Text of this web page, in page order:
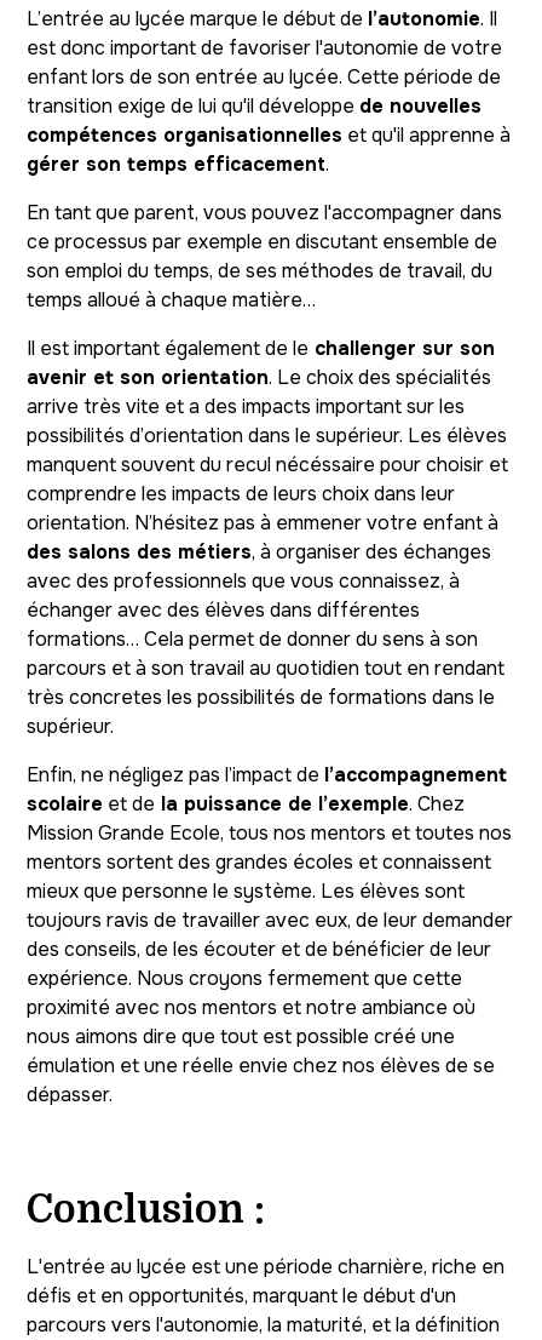
L’entrée au lycée marque le début de l’autonomie. Il
est donc important de favoriser l'autonomie de votre
enfant lors de son entrée au lycée. Cette période de
transition exige de lui qu'il développe de nouvelles
compétences organisationnelles et qu'il apprenne à
gérer son temps efficacement.
En tant que parent, vous pouvez l'accompagner dans
ce processus par exemple en discutant ensemble de
son emploi du temps, de ses méthodes de travail, du
temps alloué à chaque matière…
Il est important également de le challenger sur son
avenir et son orientation. Le choix des spécialités
arrive très vite et a des impacts important sur les
possibilités d’orientation dans le supérieur. Les élèves
manquent souvent du recul nécéssaire pour choisir et
comprendre les impacts de leurs choix dans leur
orientation. N’hésitez pas à emmener votre enfant à
des salons des métiers, à organiser des échanges
avec des professionnels que vous connaissez, à
échanger avec des élèves dans différentes
formations… Cela permet de donner du sens à son
parcours et à son travail au quotidien tout en rendant
très concretes les possibilités de formations dans le
supérieur.
Enfin, ne négligez pas l’impact de l’accompagnement
scolaire et de la puissance de l’exemple. Chez
Mission Grande Ecole, tous nos mentors et toutes nos
mentors sortent des grandes écoles et connaissent
mieux que personne le système. Les élèves sont
toujours ravis de travailler avec eux, de leur demander
des conseils, de les écouter et de bénéficier de leur
expérience. Nous croyons fermement que cette
proximité avec nos mentors et notre ambiance où
nous aimons dire que tout est possible créé une
émulation et une réelle envie chez nos élèves de se
dépasser.
Conclusion :
L'entrée au lycée est une période charnière, riche en
défis et en opportunités, marquant le début d'un
parcours vers l'autonomie, la maturité, et la définition